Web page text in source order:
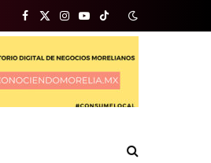
Facebook
X
(Twitter)
Instagram
YouTubeTikTok